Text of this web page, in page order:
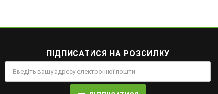
ПІДПИСАТИСЯ НА РОЗСИЛКУ